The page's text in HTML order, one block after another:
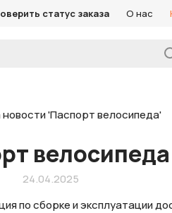
статус заказа О нас
велосипеда
24.04.2025
по сборке и эксплуатации